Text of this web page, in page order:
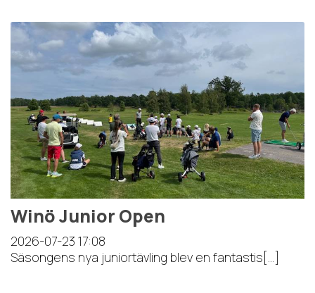
Winö Junior Open
2026-07-23 17:08
Säsongens nya juniortävling blev en fantastis[...]